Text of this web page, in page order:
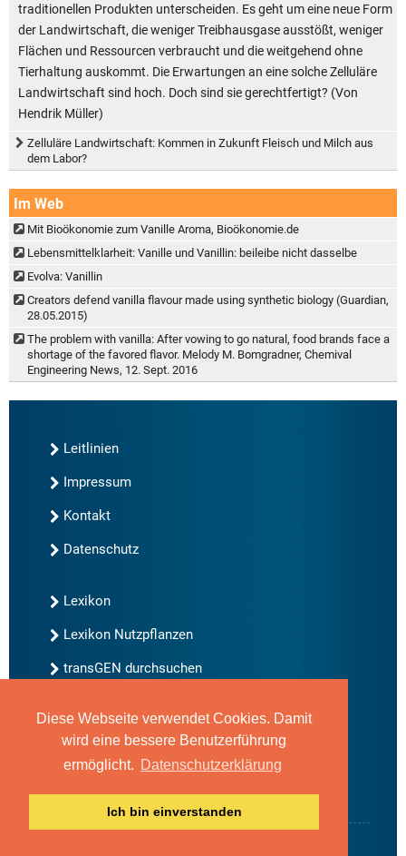
Diese Webseite verwendet Cookies. Damit
wird eine bessere Benutzerführung
ermöglicht. Datenschutzerklärung
Ich bin einverstanden
traditionellen Produkten unterscheiden. Es geht um eine neue Form
der Landwirtschaft, die weniger Treibhausgase ausstößt, weniger
Flächen und Ressourcen verbraucht und die weitgehend ohne
Tierhaltung auskommt. Die Erwartungen an eine solche Zelluläre
Landwirtschaft sind hoch. Doch sind sie gerechtfertigt? (Von
Hendrik Müller)
Zelluläre Landwirtschaft: Kommen in Zukunft Fleisch und Milch aus
dem Labor?
Im Web
Mit Bioökonomie zum Vanille Aroma, Bioökonomie.de
Lebensmittelklarheit: Vanille und Vanillin: beileibe nicht dasselbe
Evolva: Vanillin
Creators defend vanilla flavour made using synthetic biology (Guardian,
28.05.2015)
The problem with vanilla: After vowing to go natural, food brands face a
shortage of the favored flavor. Melody M. Bomgradner, Chemival
Engineering News, 12. Sept. 2016
Leitlinien
Impressum
Kontakt
Datenschutz
Lexikon
Lexikon Nutzpflanzen
transGEN durchsuchen
Neu bei transGEN